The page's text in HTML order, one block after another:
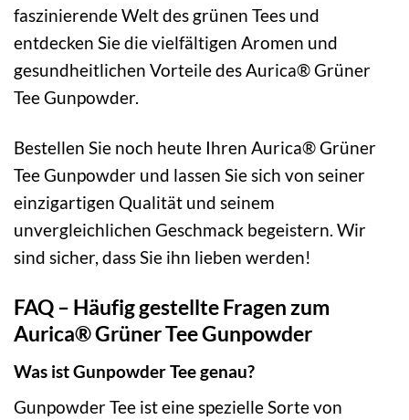
faszinierende Welt des grünen Tees und
entdecken Sie die vielfältigen Aromen und
gesundheitlichen Vorteile des Aurica® Grüner
Tee Gunpowder.
Bestellen Sie noch heute Ihren Aurica® Grüner
Tee Gunpowder und lassen Sie sich von seiner
einzigartigen Qualität und seinem
unvergleichlichen Geschmack begeistern. Wir
sind sicher, dass Sie ihn lieben werden!
FAQ – Häufig gestellte Fragen zum
Aurica® Grüner Tee Gunpowder
Was ist Gunpowder Tee genau?
Gunpowder Tee ist eine spezielle Sorte von